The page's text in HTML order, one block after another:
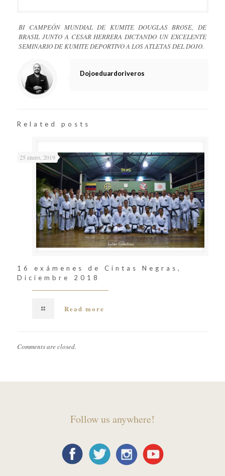
BI CAMPEÓN MUNDIAL DE KUMITE DOUGLAS BROSE, DE
BRASIL JUNTO A CESAR HERRERA DICTANDO UN EXCELENTE
SEMINARIO DE KUMITE DEPORTIVO A LOS ATLETAS DEL DOJO.
Dojoeduardoriveros
Related posts
25 enero, 2019
16 exámenes de Cintas Negras,
Diciembre 2018
Read more
Comments are closed.
Follow us anywhere!